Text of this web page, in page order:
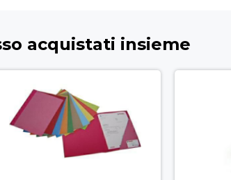
acquistati insieme